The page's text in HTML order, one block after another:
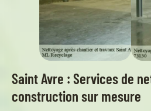
Saint Avre : Services de
construction sur mesure